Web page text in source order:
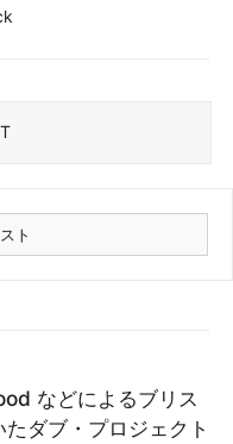
ト
などによるブリス
ダブ・プロジェクト